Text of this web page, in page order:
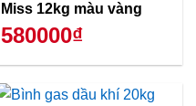
Miss 12kg màu vàng
580000₫